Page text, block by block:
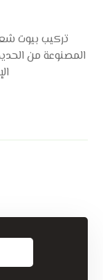
تركيب بيوت
المصنوعة من